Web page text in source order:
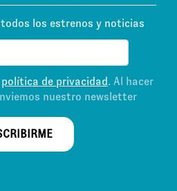
los estrenos y noticias
política de privacidad. Al hacer
nuestro newsletter